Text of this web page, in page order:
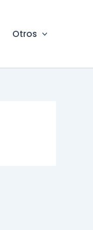
Otros